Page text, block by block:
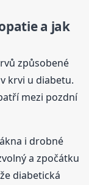
a jak
způsobené
krvi u diabetu.
mezi pozdní
i drobné
a zpočátku
diabetická